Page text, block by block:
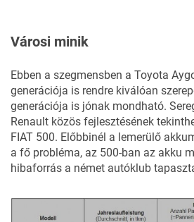
Városi minik
Ebben a szegmensben a Toyota
generációja is rendre kiválóan
generációja is jónak mondható.
Renault közös fejlesztésének
FIAT 500. Előbbinél a lemerülő
a fő probléma, az 500-ban az akku
hibaforrás a német autóklub